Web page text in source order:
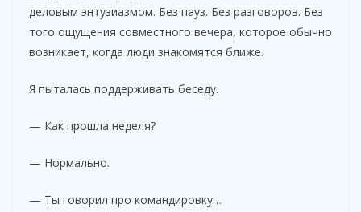
деловым энтузиазмом. Без пауз. Без разговоров. Без
того ощущения совместного вечера, которое обычно
возникает, когда люди знакомятся ближе.
Я пыталась поддерживать беседу.
— Как прошла неделя?
— Нормально.
— Ты говорил про командировку…